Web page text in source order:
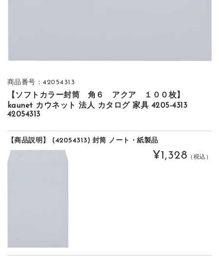
商品番号：42054313
【ソフトカラー封筒 角６ アクア １００枚】
kaunet カウネット 法人 カタログ 家具 4205-4313
42054313
【商品説明】 (42054313) 封筒 ノート・紙製品
¥1,328 （税込）